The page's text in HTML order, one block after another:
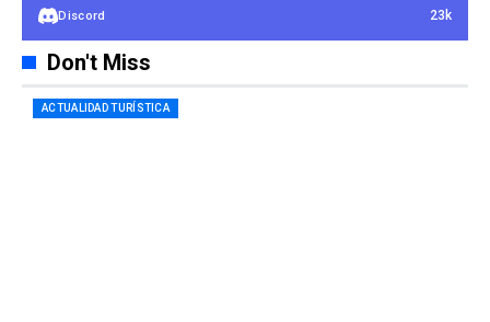
Discord 23k
Don't Miss
ACTUALIDAD TURÍSTICA